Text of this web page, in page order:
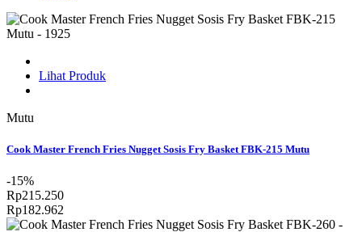
Lihat Produk
Mutu
Cook Master French Fries Nugget Sosis Fry Basket FBK-215 Mutu
-15%
Rp215.250
Rp182.962